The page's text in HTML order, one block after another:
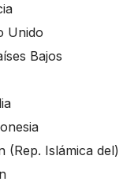
Unido
Bajos
(Rep. Islámica del)